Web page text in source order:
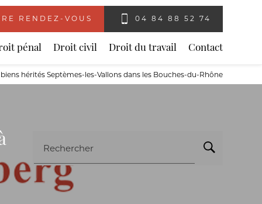
RENDEZ-VOUS 04 84 88 52 74
pénal Droit civil Droit du travail Contact
hérités Septèmes-les-Vallons dans les Bouches-du-Rhône
Rechercher